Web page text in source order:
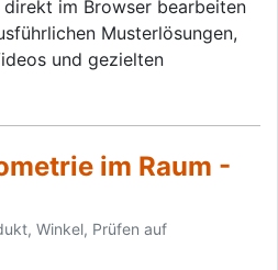
im Browser bearbeiten
Musterlösungen,
und gezielten
im Raum -
Winkel, Prüfen auf